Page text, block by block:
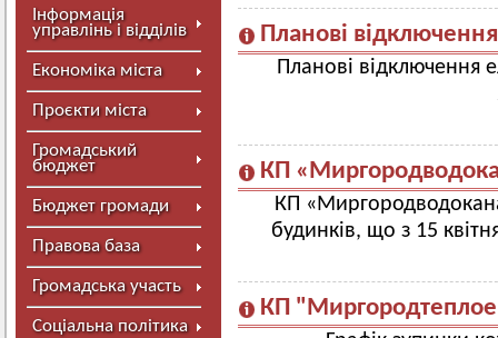
Інформація
управлінь і відділів
Економіка міста
Проєкти міста
Громадський
бюджет
Бюджет громади
Правова база
Громадська участь
Соціальна політика
Планові
Планові відключення
КП
КП
будинків, що з 15
КП